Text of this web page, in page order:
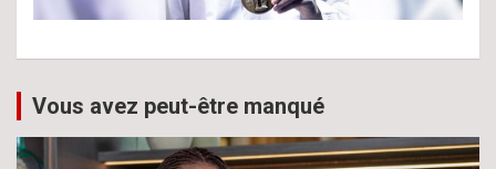
Vous avez peut-être manqué